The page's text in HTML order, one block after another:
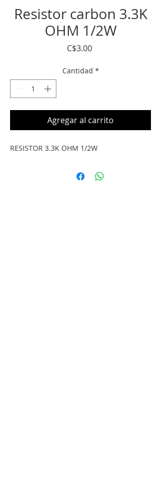
Resistor carbon 3.3K
OHM 1/2W
C$3.00Precio
Cantidad *
Agregar al carrito
RESISTOR 3.3K OHM 1/2W